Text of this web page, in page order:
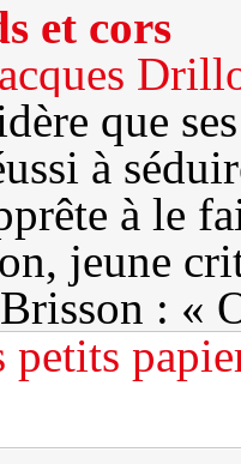
et cors
que
à
à le
jeune
: «
petits